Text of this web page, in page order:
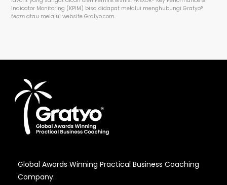
Indicator Monitoring (KPIM) bisa didapat melalui menghubungi Gratyo®
team atau melalui website Gratyo.com.
Global Awards Winning Practical Business Coaching
Company.